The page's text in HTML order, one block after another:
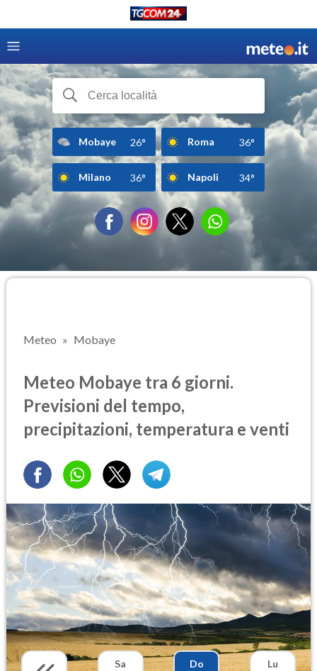
Mobaye 26° Roma 36°
Milano 36° Napoli 34°
Meteo Mobaye
Meteo Mobaye tra 6 giorni.
Previsioni del tempo,
precipitazioni, temperatura e venti
Sa
Do
Lu